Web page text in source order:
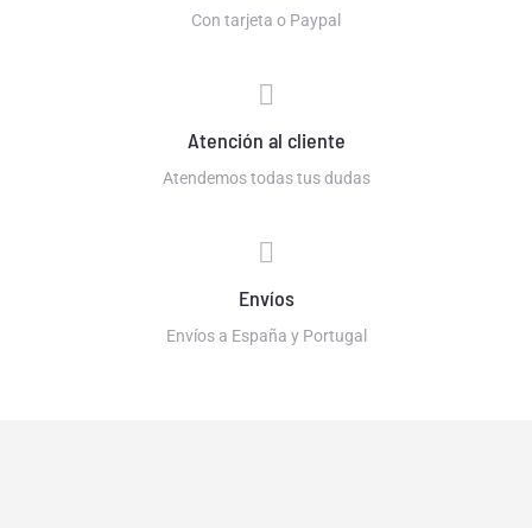
Con tarjeta o Paypal
Atención al cliente
Atendemos todas tus dudas
Envíos
Envíos a España y Portugal